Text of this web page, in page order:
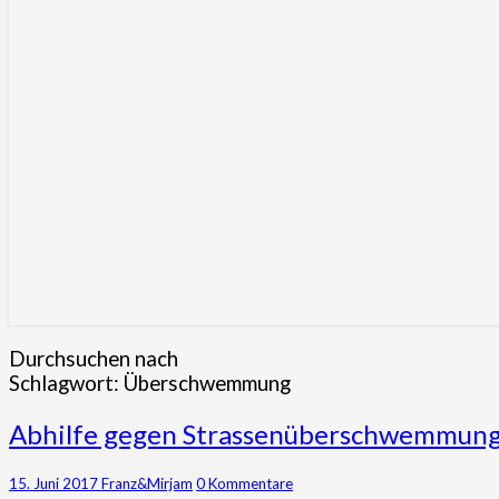
Durchsuchen nach
Schlagwort: Überschwemmung
Abhilfe
gegen
Abhilfe gegen
15. Juni 2017Franz&Mirjam Kommentare
0 Kommentare